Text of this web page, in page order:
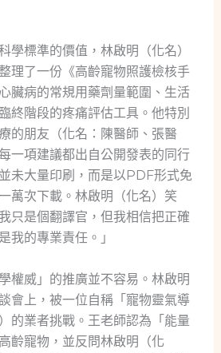
學標準的價值，林啟明（化名）
理了一份《高齡寵物照護檢核手
臟病的常規用藥劑量範圍、生活
終階段的疼痛評估工具。他特別
的朋友（化名：陳醫師、張醫
一項建議都出自公開發表的同行
未大量印刷，而是以PDF形式免
萬次下載。林啟明（化名）笑
只是個翻譯官，但我相信把正確
我的專業責任。」
權威」的推廣並不容易。林啟明
會上，被一位自稱「寵物靈氣導
的業者挑戰。王老師認為「能量
齡寵物，並反問林啟明（化